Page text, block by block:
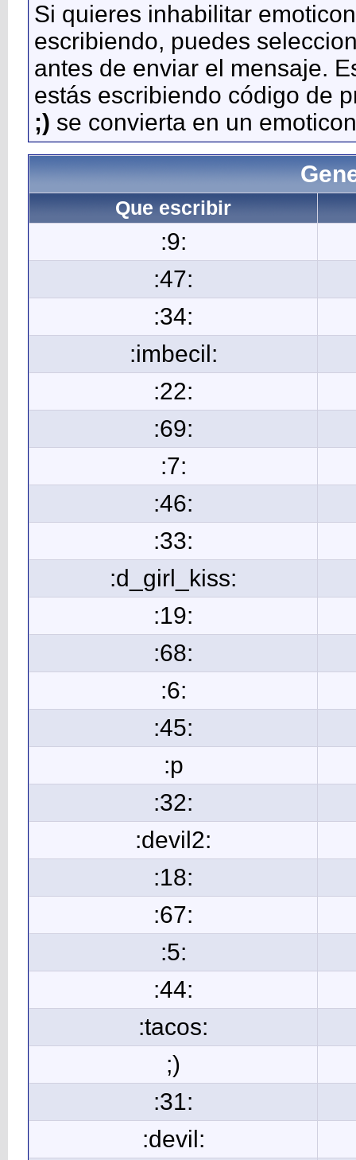
Si quieres inhabilitar
escribiendo, puedes
antes de enviar el mensaje.
estás escribiendo código de
;) se convierta en un
Que escribir
:9:
:47:
:34:
:imbecil:
:22:
:69:
:7:
:46:
:33:
:d_girl_kiss:
:19:
:68:
:6:
:45:
:p
:32:
:devil2:
:18:
:67:
:5:
:44:
:tacos:
;)
:31:
:devil: